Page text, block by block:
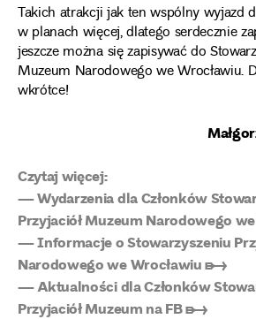
Takich atrakcji jak ten wspólny wyjazd
w planach więcej, dlatego serdecznie
jeszcze można się zapisywać do
Muzeum Narodowego we Wrocławiu.
wkrótce!
Czytaj więcej:
— Wydarzenia dla Członków
Przyjaciół Muzeum Narodowego
— Informacje o Stowarzyszeniu
Narodowego we Wrocławiu ➸
— Aktualności dla Członków
Przyjaciół Muzeum na FB ➸